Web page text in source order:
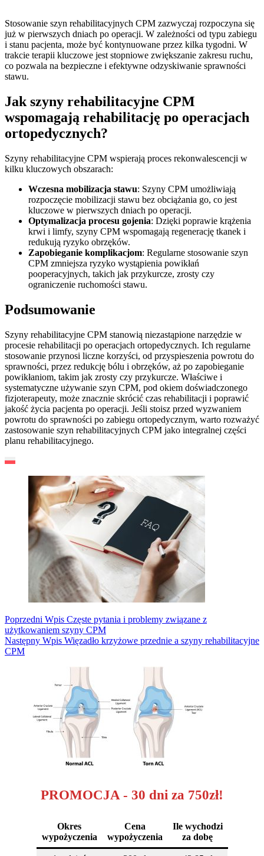
Stosowanie szyn rehabilitacyjnych CPM zazwyczaj rozpoczyna się
już w pierwszych dniach po operacji. W zależności od typu zabiegu
i stanu pacjenta, może być kontynuowane przez kilka tygodni. W
trakcie terapii kluczowe jest stopniowe zwiększanie zakresu ruchu,
co pozwala na bezpieczne i efektywne odzyskiwanie sprawności
stawu.
Jak szyny rehabilitacyjne CPM
wspomagają rehabilitację po operacjach
ortopedycznych?
Szyny rehabilitacyjne CPM wspierają proces rekonwalescencji w
kilku kluczowych obszarach:
Wczesna mobilizacja stawu: Szyny CPM umożliwiają
rozpoczęcie mobilizacji stawu bez obciążania go, co jest
kluczowe w pierwszych dniach po operacji.
Optymalizacja procesu gojenia: Dzięki poprawie krążenia
krwi i limfy, szyny CPM wspomagają regenerację tkanek i
redukują ryzyko obrzęków.
Zapobieganie komplikacjom: Regularne stosowanie szyn
CPM zmniejsza ryzyko wystąpienia powikłań
pooperacyjnych, takich jak przykurcze, zrosty czy
ograniczenie ruchomości stawu.
Podsumowanie
Szyny rehabilitacyjne CPM stanowią niezastąpione narzędzie w
procesie rehabilitacji po operacjach ortopedycznych. Ich regularne
stosowanie przynosi liczne korzyści, od przyspieszenia powrotu do
sprawności, przez redukcję bólu i obrzęków, aż po zapobieganie
powikłaniom, takim jak zrosty czy przykurcze. Właściwe i
systematyczne używanie szyn CPM, pod okiem doświadczonego
fizjoterapeuty, może znacznie skrócić czas rehabilitacji i poprawić
jakość życia pacjenta po operacji. Jeśli stoisz przed wyzwaniem
powrotu do sprawności po zabiegu ortopedycznym, warto rozważyć
zastosowanie szyn rehabilitacyjnych CPM jako integralnej części
planu rehabilitacyjnego.
Poprzedni Wpis Częste pytania i problemy związane z
użytkowaniem szyny CPM
Następny Wpis Więzadło krzyżowe przednie a szyny rehabilitacyjne
CPM
PROMOCJA - 30 dni za 750zł!
Okres
wypożyczenia
Cena
wypożyczenia
Ile wychodzi
za dobę